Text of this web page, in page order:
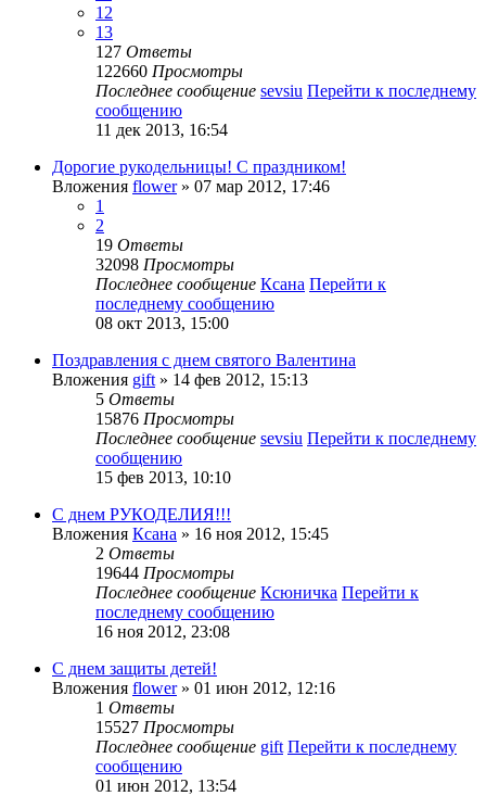
12
13
127 Ответы
122660 Просмотры
Последнее сообщение sevsiu Перейти к последнему
сообщению
11 дек 2013, 16:54
Дорогие рукодельницы! С праздником!
Вложения flower» 07 мар 2012, 17:46
1
2
19 Ответы
32098 Просмотры
Последнее сообщение Ксана Перейти к
последнему сообщению
08 окт 2013, 15:00
Поздравления с днем святого Валентина
Вложения gift » 14 фев 2012, 15:13
5 Ответы
15876 Просмотры
Последнее сообщение sevsiu Перейти к последнему
сообщению
15 фев 2013, 10:10
С днем РУКОДЕЛИЯ!!!
Вложения Ксана » 16 ноя 2012, 15:45
2 Ответы
19644 Просмотры
Последнее сообщение Ксюничка Перейти к
последнему сообщению
16 ноя 2012, 23:08
С днем защиты детей!
Вложения flower» 01 июн 2012, 12:16
1 Ответы
15527 Просмотры
Последнее сообщение gift Перейти к последнему
сообщению
01 июн 2012, 13:54